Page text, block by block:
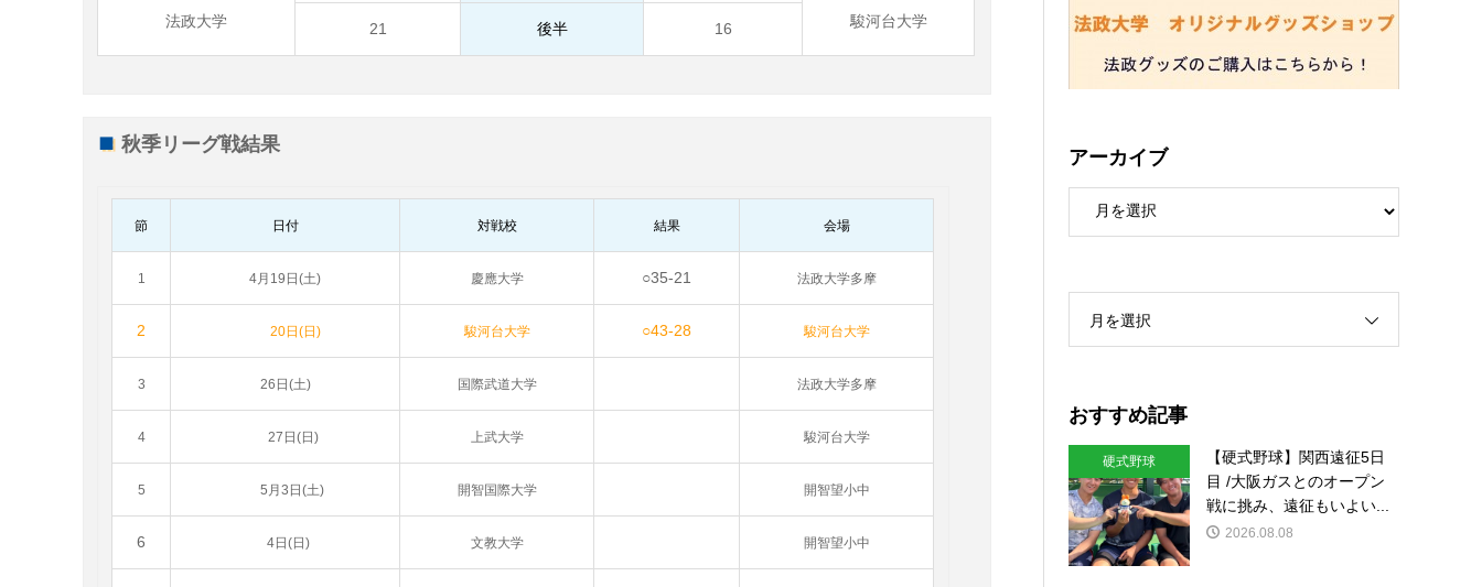
法政大学 駿河台大学
21 後半 16
秋季リーグ戦結果
節 日付 対戦校 結果 会場
1 4月19日(土) 慶應大学 ○35-21 法政大学多摩
2 20日(日) 駿河台大学 ○43-28 駿河台大学
3 26日(土) 国際武道大学 法政大学多摩
4 27日(日) 上武大学 駿河台大学
5 5月3日(土) 開智国際大学 開智望小中
6 4日(日) 文教大学 開智望小中
アーカイブ
月を選択
おすすめ記事
硬式野球
【硬式野球】関西遠征5日
目 /大阪ガスとのオープン
戦に挑み、遠征もいよい...
2026.08.08